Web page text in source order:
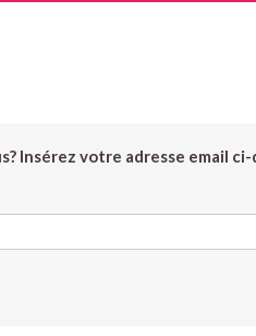
Insérez votre adresse email